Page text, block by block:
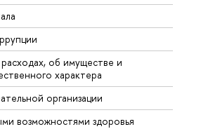
об имуществе и
характера
организации
возможностями здоровья